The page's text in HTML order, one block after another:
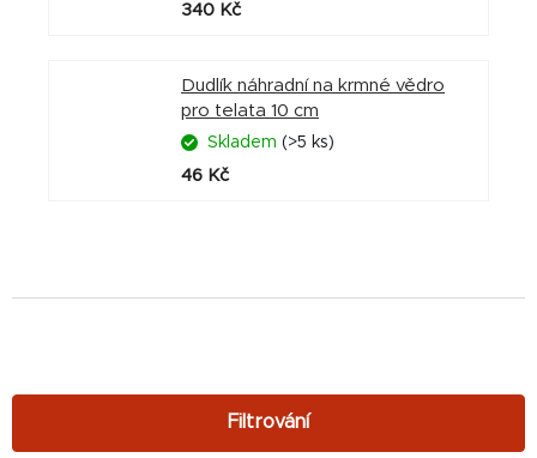
340 Kč
Dudlík náhradní na krmné vědro
pro telata 10 cm
Skladem (>5 ks)
46 Kč